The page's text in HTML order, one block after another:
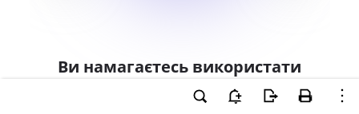
Ви намагаєтесь використати
інструменти для професійної
роботи з документом.